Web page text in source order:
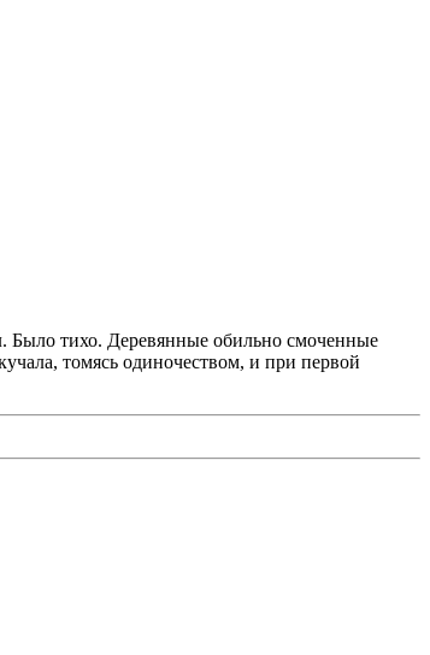
Было тихо. Деревянные обильно смоченные
томясь одиночеством, и при первой